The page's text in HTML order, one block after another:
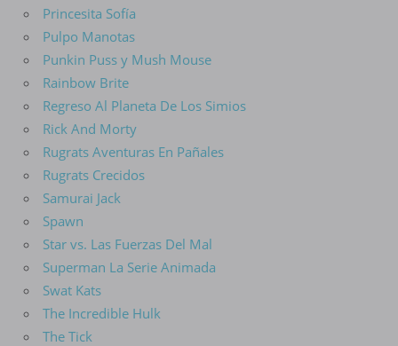
Princesita Sofía
Pulpo Manotas
Punkin Puss y Mush Mouse
Rainbow Brite
Regreso Al Planeta De Los Simios
Rick And Morty
Rugrats Aventuras En Pañales
Rugrats Crecidos
Samurai Jack
Spawn
Star vs. Las Fuerzas Del Mal
Superman La Serie Animada
Swat Kats
The Incredible Hulk
The Tick